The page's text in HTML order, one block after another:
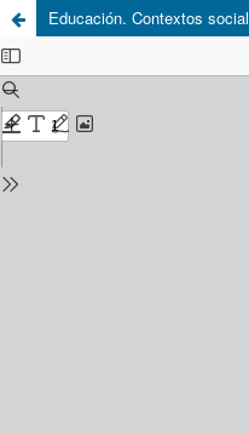
Educación. Contextos